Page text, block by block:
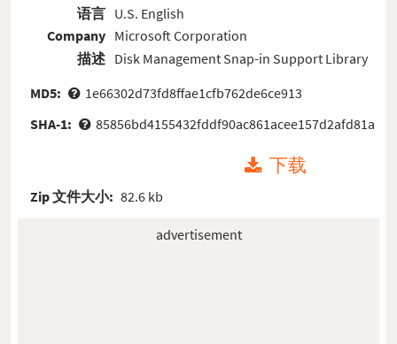
语言
Company
描述
U.S. English
Microsoft Corporation
Disk Management Snap-in Support Library
MD5:
1e66302d73fd8ffae1cfb762de6ce913
SHA-1:
85856bd4155432fddf90ac861acee157d2afd81a
下载
Zip 文件大小: 82.6 kb
advertisement